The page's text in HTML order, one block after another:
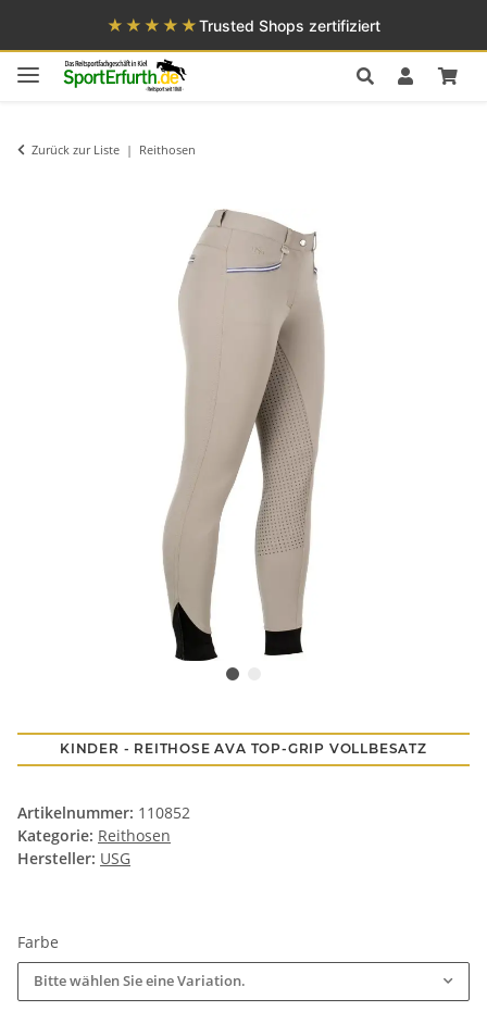
★★★★★Trusted Shops zertifiziert
Zurück zur Liste Reithosen
KINDER - REITHOSE AVA TOP-GRIP VOLLBESATZ
Artikelnummer: 110852
Kategorie: Reithosen
Hersteller: USG
Farbe
Bitte wählen Sie eine Variation.